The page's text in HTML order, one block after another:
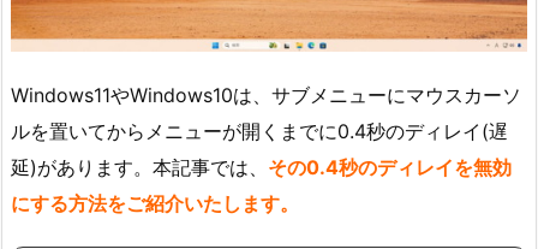
Windows11やWindows10は、サブメニューにマウスカーソ
ルを置いてからメニューが開くまでに0.4秒のディレイ(遅
延)があります。本記事では、 その0.4秒のディレイを無効
にする方法をご紹介いたします。